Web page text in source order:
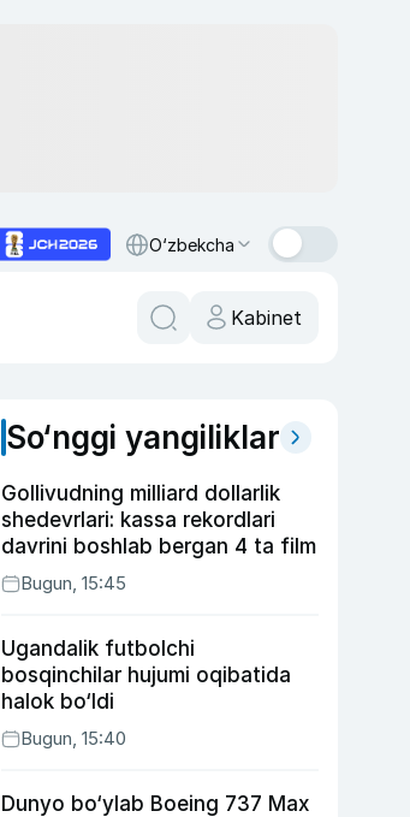
O‘zbekcha
Kabinet
So‘nggi yangiliklar
Gollivudning milliard dollarlik
shedevrlari: kassa rekordlari
davrini boshlab bergan 4 ta film
Bugun, 15:45
Ugandalik futbolchi
bosqinchilar hujumi oqibatida
halok bo‘ldi
Bugun, 15:40
Dunyo bo‘ylab Boeing 737 Max